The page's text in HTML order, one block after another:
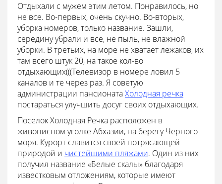
Отдыхали с мужем этим летом. Понравилось, но
не все. Во-первых, очень скучно. Во-вторых,
уборка номеров, только название. Зашли,
середину убрали и все, не пыль, не влажной
уборки. В третьих, на море не хватает лежаков, их
там всего штук 20, на такое кол-во
отдыхающих(((Телевизор в номере ловил 5
каналов и те через раз. Я советую
администрации пансионатаХолодная речка
постараться улучшить досуг своих отдыхающих.
Поселок Холодная Речка расположен в
живописном уголке Абхазии, на берегу Черного
моря. Курорт славится своей потрясающей
природой и чистейшими пляжами. Один из них
получил название «Белые скалы» благодаря
известковым отложениям, которые имеют